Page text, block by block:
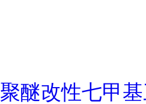
聚醚改性七甲